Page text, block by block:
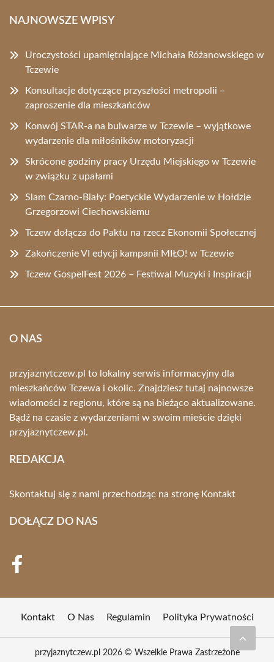
NAJNOWSZE WPISY
Uroczystości upamiętniające Michała Różanowskiego w
Tczewie
Konsultacje dotyczące przyszłości metropolii –
zaproszenie dla mieszkańców
Konwój STAR-a na bulwarze w Tczewie – wyjątkowe
wydarzenie dla miłośników motoryzacji
Skrócone godziny pracy Urzędu Miejskiego w Tczewie
w związku z upałami
Slam Czarno-Biały: Poetyckie Wydarzenie w Hołdzie
Grzegorzowi Ciechowskiemu
Tczew dołącza do Paktu na rzecz Ekonomii Społecznej
Zakończenie VI edycji kampanii MIŁO! w Tczewie
Tczew GospelFest 2026 – Festiwal Muzyki i Inspiracji
O NAS
przyjaznytczew.pl to lokalny serwis informacyjny dla
mieszkańców Tczewa i okolic. Znajdziesz tutaj najnowsze
wiadomości z regionu, które są na bieżąco aktualizowane.
Bądź na czasie z wydarzeniami w swoim mieście dzięki
przyjaznytczew.pl.
REDAKCJA
Skontaktuj się z nami przechodząc na stronę Kontakt
DOŁĄCZ DO NAS
Kontakt O Nas Regulamin Polityka Prywatności
przyjaznytczew.pl 2026 © Wszelkie Prawa Zastrzeżone